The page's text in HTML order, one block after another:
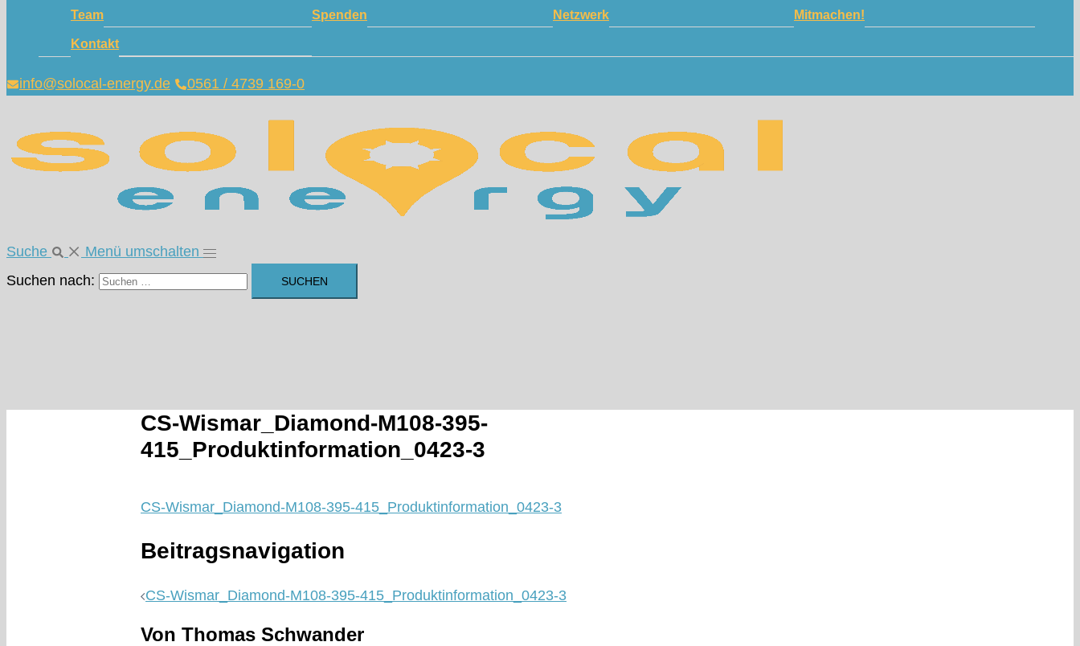
Team Spenden Netzwerk Mitmachen!
Kontakt
info@solocal-energy.de 0561 / 4739 169-0
Suche
Menü umschalten
Suchen nach:
CS-Wismar_Diamond-M108-395-
415_Produktinformation_0423-3
CS-Wismar_Diamond-M108-395-415_Produktinformation_0423-3
Beitragsnavigation
CS-Wismar_Diamond-M108-395-415_Produktinformation_0423-3
Von Thomas Schwander